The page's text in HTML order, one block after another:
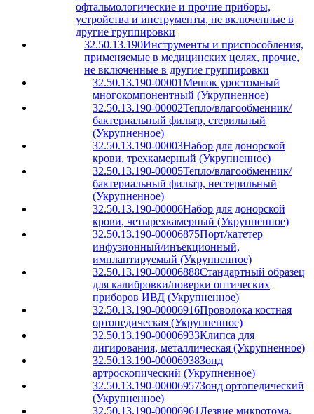
офтальмологические и прочие приборы,
устройства и инструменты, не включенные в
другие группировки
32.50.13.190Инструменты и приспособления,
применяемые в медицинских целях, прочие,
не включенные в другие группировки
32.50.13.190-00001Мешок уростомный
многокомпонентный (Укрупненное)
32.50.13.190-00002Тепло/влагообменник/
бактериальный фильтр, стерильный
(Укрупненное)
32.50.13.190-00003Набор для донорской
крови, трехкамерный (Укрупненное)
32.50.13.190-00005Тепло/влагообменник/
бактериальный фильтр, нестерильный
(Укрупненное)
32.50.13.190-00006Набор для донорской
крови, четырехкамерный (Укрупненное)
32.50.13.190-00006875Порт/катетер
инфузионный/инъекционный,
имплантируемый (Укрупненное)
32.50.13.190-00006888Стандартный образец
для калибровки/поверки оптических
приборов ИВД (Укрупненное)
32.50.13.190-00006916Проволока костная
ортопедическая (Укрупненное)
32.50.13.190-00006933Клипса для
лигирования, металлическая (Укрупненное)
32.50.13.190-00006938Зонд
артроскопический (Укрупненное)
32.50.13.190-00006957Зонд ортопедический
(Укрупненное)
32.50.13.190-00006961Лезвие микротома,